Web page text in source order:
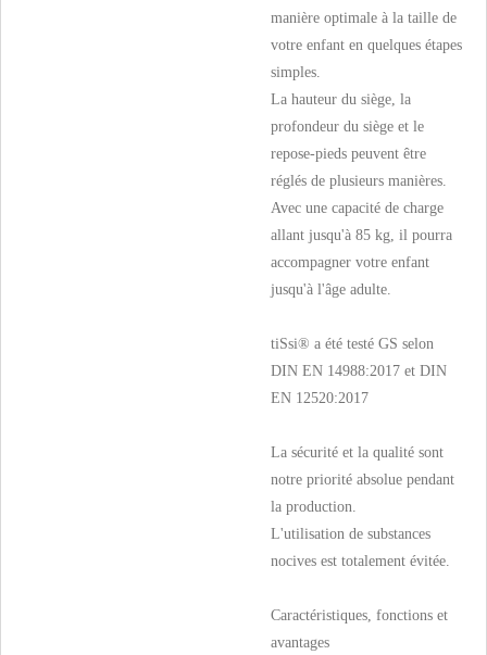
manière optimale à la taille de
votre enfant en quelques étapes
simples.
La hauteur du siège, la
profondeur du siège et le
repose-pieds peuvent être
réglés de plusieurs manières.
Avec une capacité de charge
allant jusqu'à 85 kg, il pourra
accompagner votre enfant
jusqu'à l'âge adulte.
tiSsi® a été testé GS selon
DIN EN 14988:2017 et DIN
EN 12520:2017
La sécurité et la qualité sont
notre priorité absolue pendant
la production.
L'utilisation de substances
nocives est totalement évitée.
Caractéristiques, fonctions et
avantages